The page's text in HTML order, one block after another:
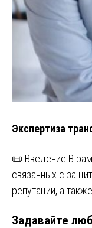
Экспертиза
📜 Введение В
связанных с
репутации, а
Задавайте